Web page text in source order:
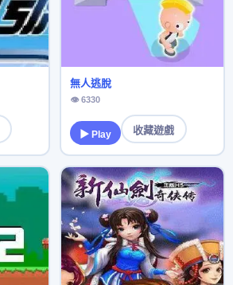
無人逃脫
👁 6330
▶ Play 收藏遊戲